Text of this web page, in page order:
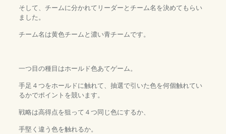
そして、チームに分かれてリーダーとチーム名を決めてもらい
ました。
チーム名は黄色チームと濃い青チームです。
一つ目の種目はホールド色あてゲーム。
手足４つをホールドに触れて、抽選で引いた色を何個触れてい
るかでポイントを競います。
戦略は高得点を狙って４つ同じ色にするか、
手堅く違う色を触れるか。